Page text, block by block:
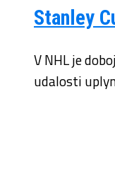
Stanley
V NHL je
udalosti